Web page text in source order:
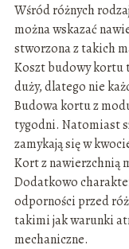
Wśród różnych
można wskazać
stworzona z takich
Koszt budowy kortu
duży, dlatego nie
Budowa kortu z
tygodni. Natomiast
zamykają się w
Kort z nawierzchnią
Dodatkowo
odporności przed
takimi jak warunki
mechaniczne.